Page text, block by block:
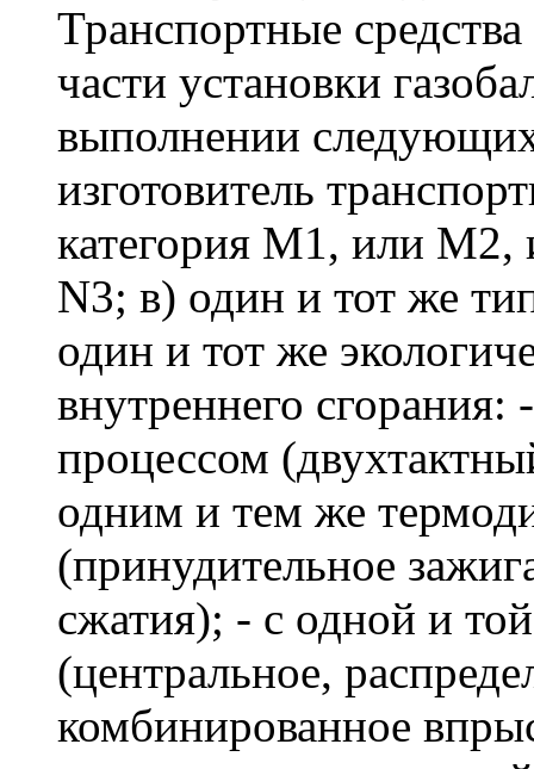
Транспортные
части установки
выполнении
изготовитель
категория M1, или
N3; в) один и тот же
один и тот же
внутреннего
процессом
одним и тем же
(принудительное
сжатия); - с одной и
(центральное,
комбинированное